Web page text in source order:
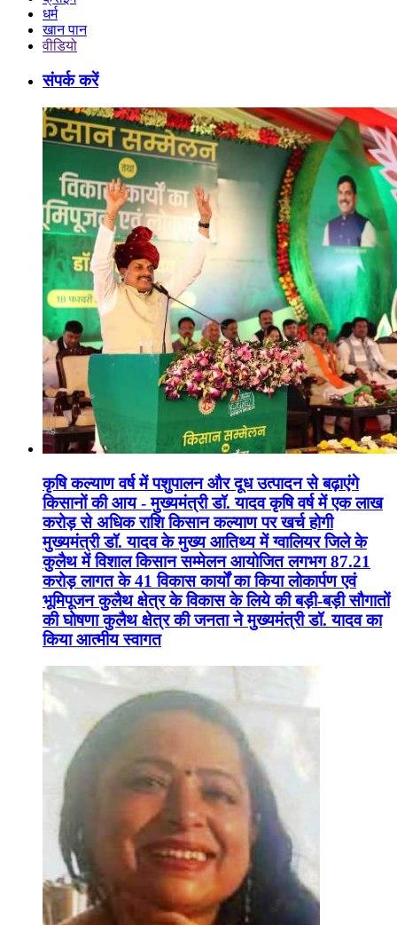
धर्म
खान पान
वीडियो
संपर्क करें
कृषि कल्याण वर्ष में पशुपालन और दूध उत्पादन से बढ़ाएंगे
किसानों की आय - मुख्यमंत्री डॉ. यादव कृषि वर्ष में एक लाख
करोड़ से अधिक राशि किसान कल्याण पर खर्च होगी
मुख्यमंत्री डॉ. यादव के मुख्य आतिथ्य में ग्वालियर जिले के
कुलैथ में विशाल किसान सम्मेलन आयोजित लगभग 87.21
करोड़ लागत के 41 विकास कार्यों का किया लोकार्पण एवं
भूमिपूजन कुलैथ क्षेत्र के विकास के लिये की बड़ी-बड़ी सौगातों
की घोषणा कुलैथ क्षेत्र की जनता ने मुख्यमंत्री डॉ. यादव का
किया आत्मीय स्वागत